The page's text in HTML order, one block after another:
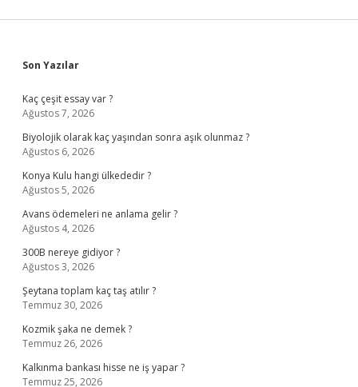
Sidebar
Son Yazılar
Kaç çeşit essay var ?
Ağustos 7, 2026
Biyolojik olarak kaç yaşından sonra aşık olunmaz ?
Ağustos 6, 2026
Konya Kulu hangi ülkededir ?
Ağustos 5, 2026
Avans ödemeleri ne anlama gelir ?
Ağustos 4, 2026
300B nereye gidiyor ?
Ağustos 3, 2026
Şeytana toplam kaç taş atılır ?
Temmuz 30, 2026
Kozmik şaka ne demek ?
Temmuz 26, 2026
Kalkınma bankası hisse ne iş yapar ?
Temmuz 25, 2026